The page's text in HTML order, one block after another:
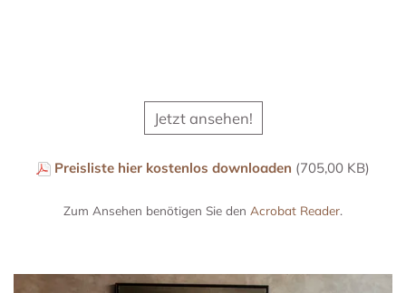
Jetzt ansehen!
Preisliste hier kostenlos downloaden (705,00 KB)
Zum Ansehen benötigen Sie den Acrobat Reader.